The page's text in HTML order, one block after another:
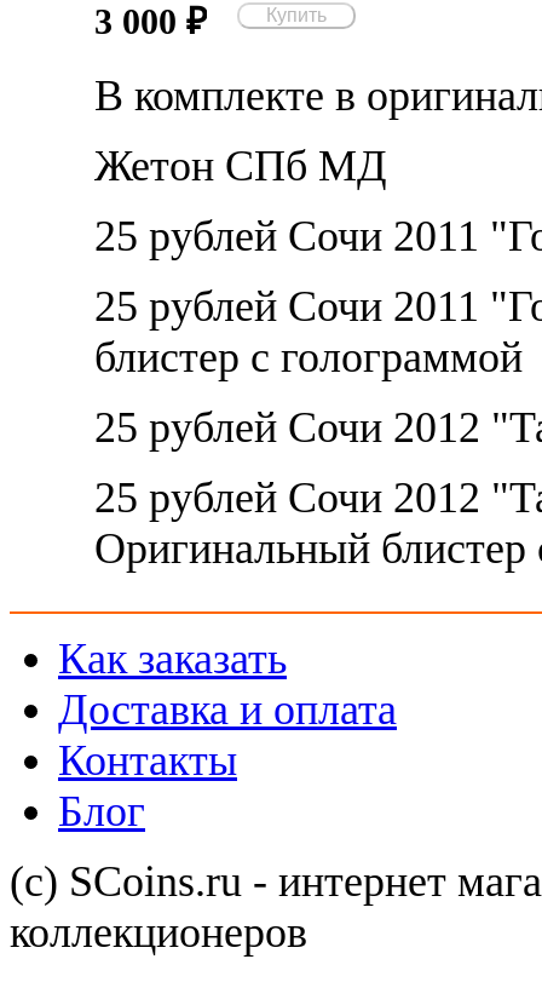
3 000 ₽
В комплекте в
Жетон СПб МД
25 рублей Сочи 2011
25 рублей Сочи 2011
блистер с голограммой
25 рублей Сочи 2012
25 рублей Сочи 2012
Оригинальный блистер
Как заказать
Доставка и оплата
Контакты
Блог
(с) SCoins.ru - интернет
коллекционеров